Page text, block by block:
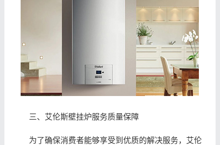
三、艾伦斯壁挂炉服务质量保障
为了确保消费者能够享受到优质的解决服务，艾伦